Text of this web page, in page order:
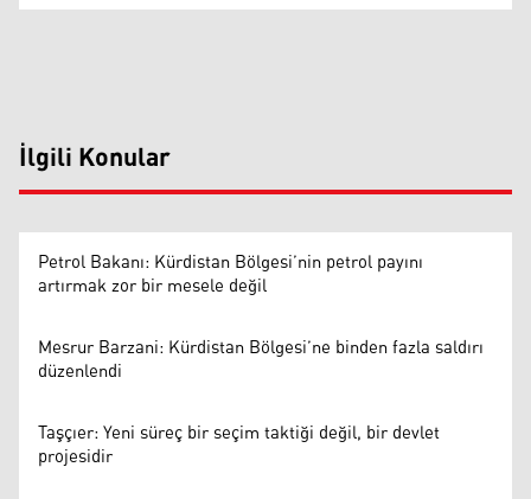
İlgili Konular
Petrol Bakanı: Kürdistan Bölgesi’nin petrol payını
artırmak zor bir mesele değil
Mesrur Barzani: Kürdistan Bölgesi’ne binden fazla saldırı
düzenlendi
Taşçıer: Yeni süreç bir seçim taktiği değil, bir devlet
projesidir